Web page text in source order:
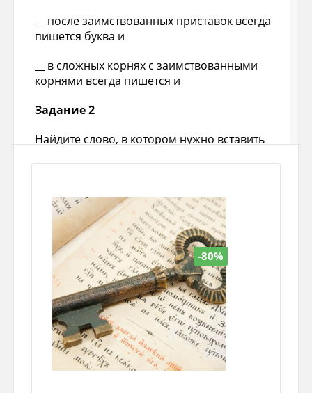
__ после заимствованных приставок всегда
пишется буква и
__ в сложных корнях с заимствованными
корнями всегда пишется и
Задание 2
Найдите слово, в котором нужно вставить
1) вы...грать
2) вы...скать
3) об...скать
4) не...интересный
Задание 3
Найдите слово, в котором нужно вставить и.
-80%